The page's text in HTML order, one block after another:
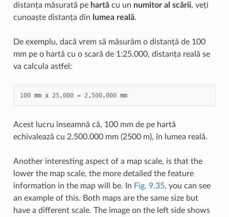
distanța măsurată pe hartăcu un numitor al scării, veți
cunoaște distanța din
lumea reală.
De exemplu, dacă vrem să măsurăm o distanță de 100
mm pe o hartă cu o scară de 1:25.000, distanța reală se
va calcula astfel:
100 mm x 25,000 = 2 , 500,000 mm
Acest lucru înseamnă că, 100 mm de pe hartă
echivalează cu 2.500.000 mm (2500 m), în lumea reală.
Another interesting aspect of a map scale, is that the
lower the map scale, the more detailed the feature
information in the map will be. In Fig. 9.35, you can see
an example of this. Both maps are the same size but
have a different scale. The image on the left side shows